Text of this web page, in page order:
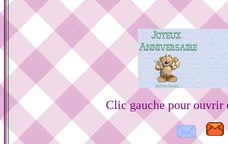
Clic gauche pour ouvrir